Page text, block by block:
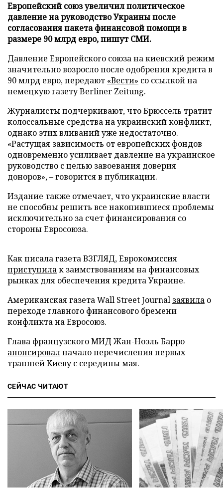
Европейский союз увеличил политическое
давление на руководство Украины после
согласования пакета финансовой помощи в
размере 90 млрд евро, пишут СМИ.
Давление Европейского союза на киевский режим
значительно возросло после одобрения кредита в
90 млрд евро, передают «Вести» со ссылкой на
немецкую газету Berliner Zeitung.
Журналисты подчеркивают, что Брюссель тратит
колоссальные средства на украинский конфликт,
однако этих вливаний уже недостаточно.
«Растущая зависимость от европейских фондов
одновременно усиливает давление на украинское
руководство с целью завоевания доверия
доноров», – говорится в публикации.
Издание также отмечает, что украинские власти
не способны решить все накопившиеся проблемы
исключительно за счет финансирования со
стороны Евросоюза.
Как писала газета ВЗГЛЯД, Еврокомиссия
приступилак заимствованиям на финансовых
рынках для обеспечения кредита Украине.
Американская газета Wall Street Journal заявила о
переходе главного финансового бремени
конфликта на Евросоюз.
Глава французского МИД Жан-Ноэль Барро
анонсировалначало перечисления первых
траншей Киеву с середины мая.
СЕЙЧАС ЧИТАЮТ